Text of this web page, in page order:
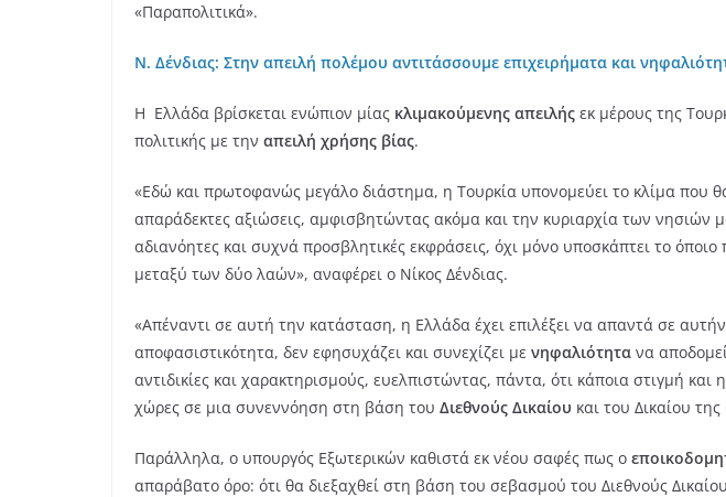
«Παραπολιτικά».
Ν. Δένδιας: Στην απειλή πολέμου αντιτάσσουμε επιχειρήματα και
Η Ελλάδα βρίσκεται ενώπιον μίας κλιμακούμενης απειλής εκ μέρους της
πολιτικής με την απειλή χρήσης βίας.
«Εδώ και πρωτοφανώς μεγάλο διάστημα, η Τουρκία υπονομεύει το κλίμα που
απαράδεκτες αξιώσεις, αμφισβητώντας ακόμα και την κυριαρχία των
αδιανόητες και συχνά προσβλητικές εκφράσεις, όχι μόνο υποσκάπτει το όποιο
μεταξύ των δύο λαών», αναφέρει ο Νίκος Δένδιας.
«Απέναντι σε αυτή την κατάσταση, η Ελλάδα έχει επιλέξει να απαντά σε
αποφασιστικότητα, δεν εφησυχάζει και συνεχίζει με νηφαλιότητα να
αντιδικίες και χαρακτηρισμούς, ευελπιστώντας, πάντα, ότι κάποια στιγμή
χώρες σε μια συνεννόηση στη βάση του Διεθνούς Δικαίου και του Δικαίου
Παράλληλα, ο υπουργός Εξωτερικών καθιστά εκ νέου σαφές πως ο
απαράβατο όρο: ότι θα διεξαχθεί στη βάση του σεβασμού του Διεθνούς